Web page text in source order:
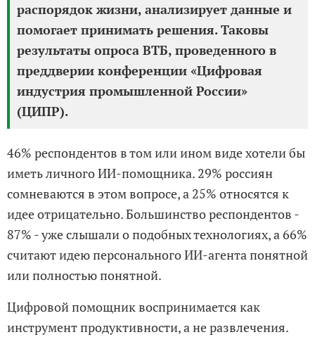
распорядок жизни, анализирует данные и
помогает принимать решения. Таковы
результаты опроса ВТБ, проведенного в
преддверии конференции «Цифровая
индустрия промышленной России»
(ЦИПР).
46% респондентов в том или ином виде хотели бы
иметь личного ИИ-помощника. 29% россиян
сомневаются в этом вопросе, а 25% относятся к
идее отрицательно. Большинство респондентов -
87% - уже слышали о подобных технологиях, а 66%
считают идею персонального ИИ-агента понятной
или полностью понятной.
Цифровой помощник воспринимается как
инструмент продуктивности, а не развлечения.